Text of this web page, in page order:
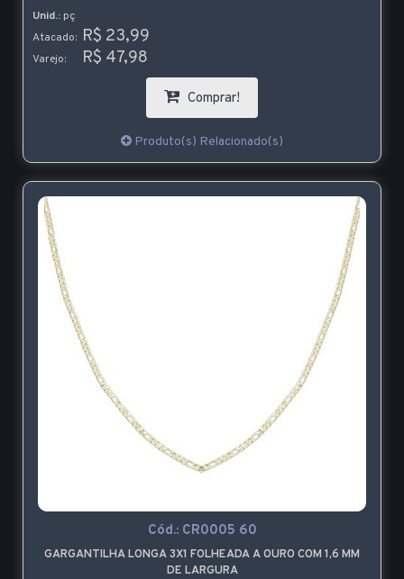
Unid.: pç
Atacado: R$ 23,99
Varejo: R$ 47,98
Comprar!
Produto(s) Relacionado(s)
Cód.: CR0005 60
GARGANTILHA LONGA 3X1 FOLHEADA A OURO COM 1,6 MM
DE LARGURA